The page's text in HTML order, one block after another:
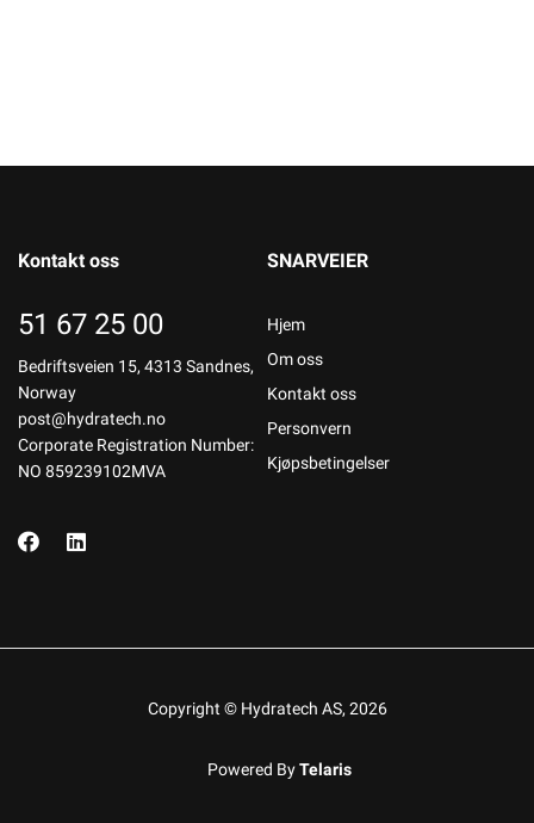
Kontakt oss
51 67 25 00
Bedriftsveien 15, 4313 Sandnes,
Norway
post@hydratech.no
Corporate Registration Number:
NO 859239102MVA
SNARVEIER
Hjem
Om oss
Kontakt oss
Personvern
Kjøpsbetingelser
Copyright © Hydratech AS, 2026
Powered ByTelaris